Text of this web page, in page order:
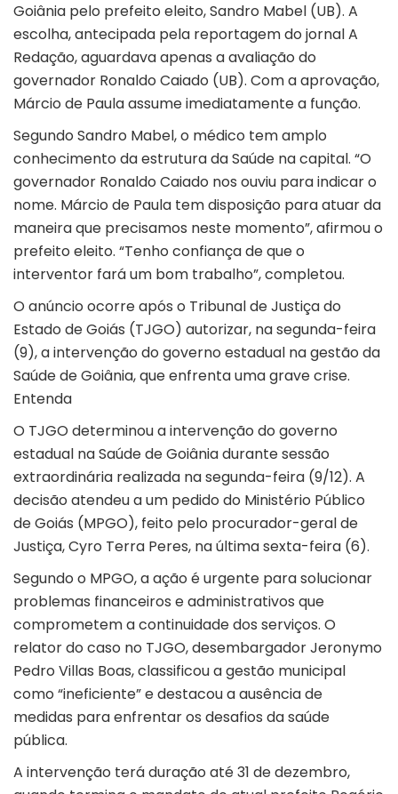
Goiânia pelo prefeito eleito, Sandro Mabel (UB). A
escolha, antecipada pela reportagem do jornal A
Redação, aguardava apenas a avaliação do
governador Ronaldo Caiado (UB). Com a aprovação,
Márcio de Paula assume imediatamente a função.
Segundo Sandro Mabel, o médico tem amplo
conhecimento da estrutura da Saúde na capital. “O
governador Ronaldo Caiado nos ouviu para indicar o
nome. Márcio de Paula tem disposição para atuar da
maneira que precisamos neste momento”, afirmou o
prefeito eleito. “Tenho confiança de que o
interventor fará um bom trabalho”, completou.
O anúncio ocorre após o Tribunal de Justiça do
Estado de Goiás (TJGO) autorizar, na segunda-feira
(9), a intervenção do governo estadual na gestão da
Saúde de Goiânia, que enfrenta uma grave crise.
Entenda
O TJGO determinou a intervenção do governo
estadual na Saúde de Goiânia durante sessão
extraordinária realizada na segunda-feira (9/12). A
decisão atendeu a um pedido do Ministério Público
de Goiás (MPGO), feito pelo procurador-geral de
Justiça, Cyro Terra Peres, na última sexta-feira (6).
Segundo o MPGO, a ação é urgente para solucionar
problemas financeiros e administrativos que
comprometem a continuidade dos serviços. O
relator do caso no TJGO, desembargador Jeronymo
Pedro Villas Boas, classificou a gestão municipal
como “ineficiente” e destacou a ausência de
medidas para enfrentar os desafios da saúde
pública.
A intervenção terá duração até 31 de dezembro,